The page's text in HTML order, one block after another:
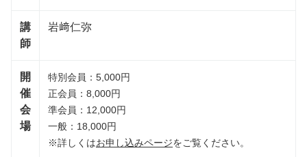
講
師
岩﨑仁弥
開
催
会
場
特別会員：5,000円
正会員：8,000円
準会員：12,000円
一般：18,000円
※詳しくはお申し込みページをご覧ください。